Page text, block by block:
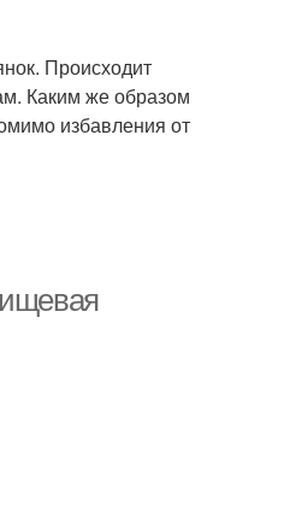
Происходит
Каким же образом
избавления от